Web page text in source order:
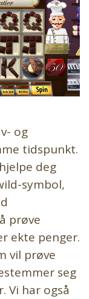
og
tidspunkt.
deg
symbol,
prøve
ekte penger.
vil prøve
seg
Vi har også